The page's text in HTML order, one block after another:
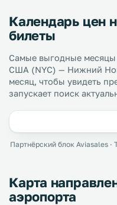
Календарь цен
билеты
Самые выгодные месяцы
США (NYC) — Нижний
месяц, чтобы увидеть
запускает поиск
Партнёрский блок Aviasales ·
Карта
аэропорта